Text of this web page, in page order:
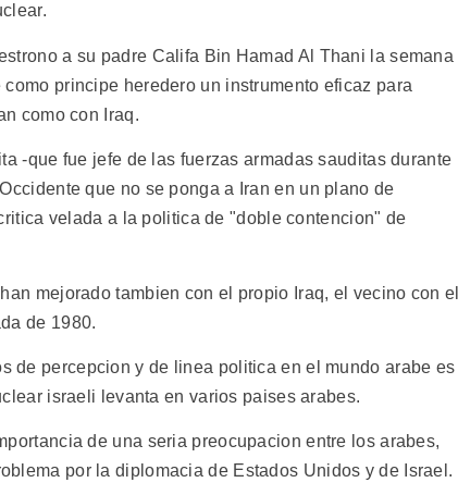
a su padre Califa Bin Hamad Al Thani la semana
principe heredero un instrumento eficaz para
como con Iraq.
-que fue jefe de las fuerzas armadas sauditas durante
que no se ponga a Iran en un plano de
velada a la politica de "doble contencion" de
mejorado tambien con el propio Iraq, el vecino con
de 1980.
de percepcion y de linea politica en el mundo arabe es
israeli levanta en varios paises arabes.
de una seria preocupacion entre los arabes,
por la diplomacia de Estados Unidos y de Israel.